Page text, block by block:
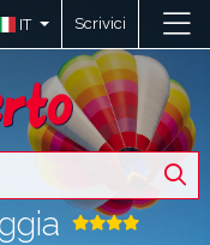
IT Scrivici